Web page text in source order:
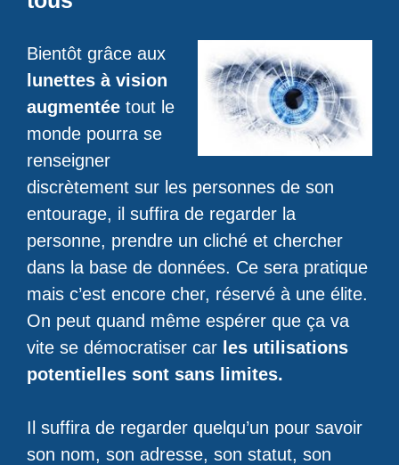
Bientôt grâce aux
lunettes à vision
augmentée tout le
monde pourra se
renseigner
discrètement sur les personnes de son
entourage, il suffira de regarder la
personne, prendre un cliché et chercher
dans la base de données. Ce sera pratique
mais c’est encore cher, réservé à une élite.
On peut quand même espérer que ça va
vite se démocratiser car les utilisations
potentielles sont sans limites.
Il suffira de regarder quelqu’un pour savoir
son nom, son adresse, son statut, son